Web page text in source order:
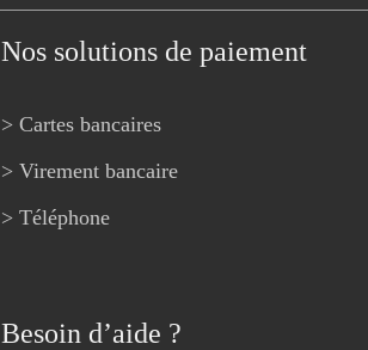
Nos solutions de paiement
> Cartes bancaires
> Virement bancaire
> Téléphone
Besoin d’aide ?